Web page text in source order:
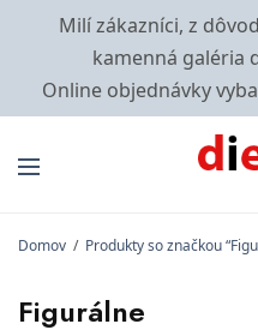
Milí zákazníci, z
kamenná galéria
Online objednávky
Domov / Produkty so značkou
Figurálne